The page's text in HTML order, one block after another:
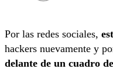
Por las redes sociales,
hackers nuevamente y
delante de un cuadro